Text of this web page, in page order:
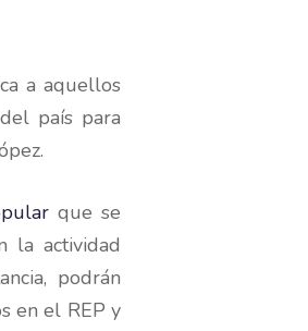
a aquellos
país para
que se
la actividad
podrán
en el REP y